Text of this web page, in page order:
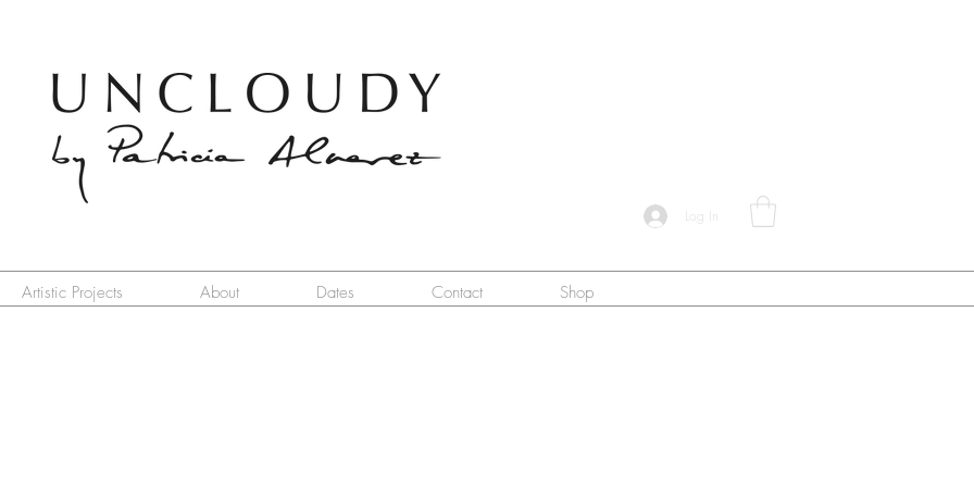
Log In
Artistic Projects About Dates Contact Shop